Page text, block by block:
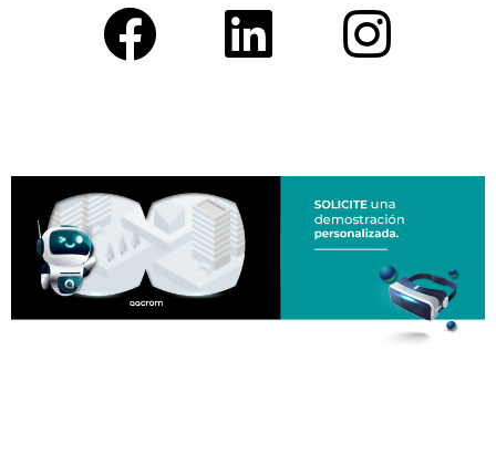
F
C
E
B
O
L
N
K
E
D
I
S
T
A
G